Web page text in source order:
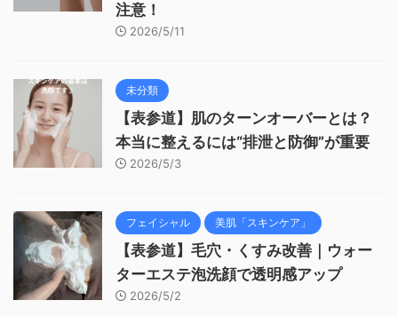
注意！
2026/5/11
未分類
【表参道】肌のターンオーバーとは？
本当に整えるには“排泄と防御”が重要
2026/5/3
フェイシャル 美肌「スキンケア」
【表参道】毛穴・くすみ改善｜ウォー
ターエステ泡洗顔で透明感アップ
2026/5/2